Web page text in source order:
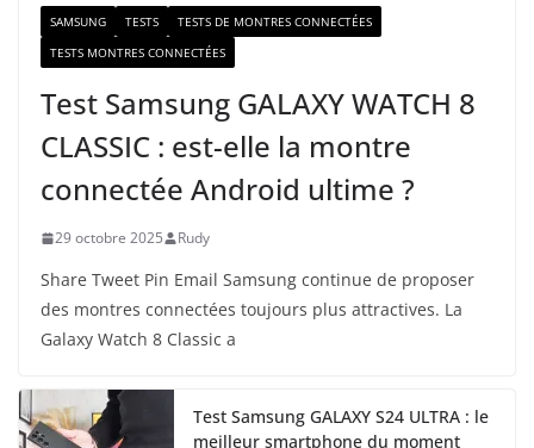
SAMSUNG TESTS
TESTS DE MONTRES CONNECTÉES
TESTS MONTRES CONNECTÉES
Test Samsung GALAXY WATCH 8
CLASSIC : est-elle la montre
connectée Android ultime ?
29 octobre 2025 Rudy
Share Tweet Pin Email Samsung continue de proposer
des montres connectées toujours plus attractives. La
Galaxy Watch 8 Classic a
Test Samsung GALAXY S24 ULTRA : le
meilleur smartphone du moment